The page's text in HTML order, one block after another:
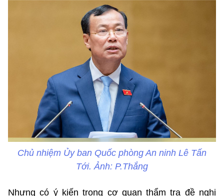
Chủ nhiệm Ủy ban Quốc phòng An ninh Lê Tấn
Tới. Ảnh: P.Thắng
Nhưng có ý kiến trong cơ quan thẩm tra đề nghị